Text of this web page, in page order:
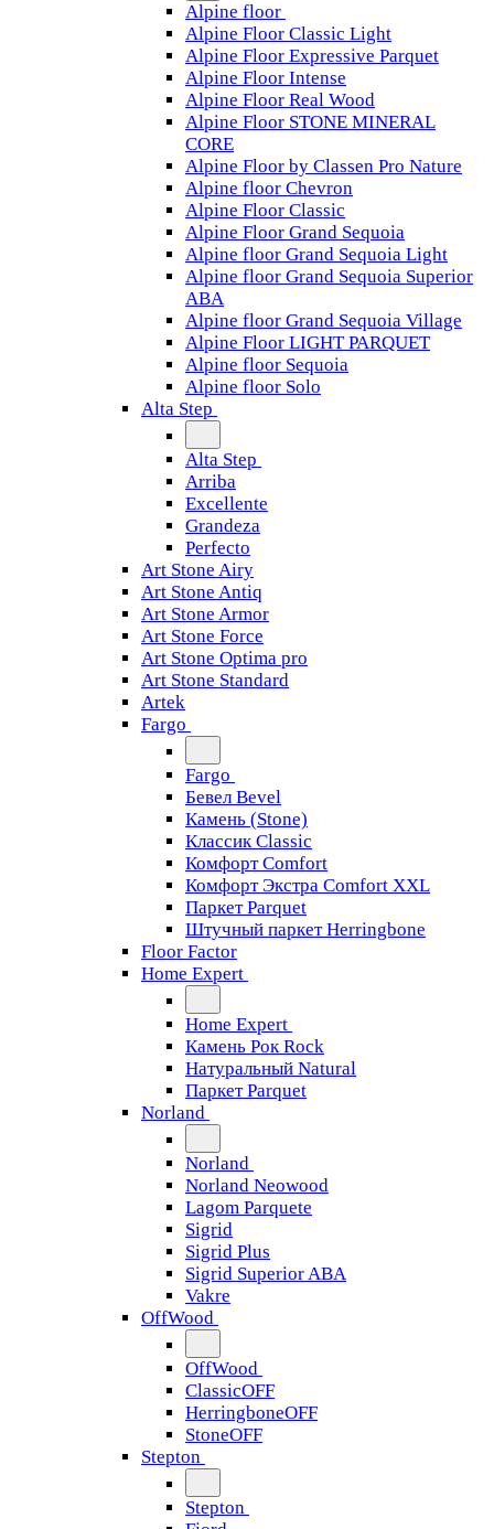
Alpine floor
Alpine Floor Classic Light
Alpine Floor Expressive Parquet
Alpine Floor Intense
Alpine Floor Real Wood
Alpine Floor STONE MINERAL
CORE
Alpine Floor by Classen Pro Nature
Alpine floor Chevron
Alpine Floor Classic
Alpine Floor Grand Sequoia
Alpine floor Grand Sequoia Light
Alpine floor Grand Sequoia Superior
ABA
Alpine floor Grand Sequoia Village
Alpine Floor LIGHT PARQUET
Alpine floor Sequoia
Alpine floor Solo
Alta Step
Alta Step
Arriba
Excellente
Grandeza
Perfecto
Art Stone Airy
Art Stone Antiq
Art Stone Armor
Art Stone Force
Art Stone Optima pro
Art Stone Standard
Artek
Fargo
Fargo
Бевел Bevel
Камень (Stone)
Классик Classic
Комфорт Comfort
Комфорт Экстра Comfort XXL
Паркет Parquet
Штучный паркет Herringbone
Floor Factor
Home Expert
Home Expert
Камень Рок Rock
Натуральный Natural
Паркет Parquet
Norland
Norland
Norland Neowood
Lagom Parquete
Sigrid
Sigrid Plus
Sigrid Superior ABA
Vakre
OffWood
OffWood
ClassicOFF
HerringboneOFF
StoneOFF
Stepton
Stepton